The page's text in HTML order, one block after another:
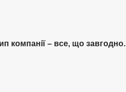
компанії – все, що завгодно.